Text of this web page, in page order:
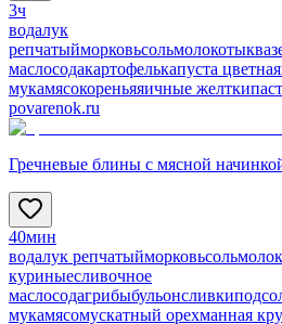
3ч
водалук
репчатыйморковьсольмолокотыква
маслосодакартофелькапуста цветная
мукамясокореньяяичные желтки
povarenok.ru
Гречневые блины с мясной
40мин
водалук репчатыйморковьсоль
куриныесливочное
маслосодагрибыбульонсливки
мукамясомускатный орехманная